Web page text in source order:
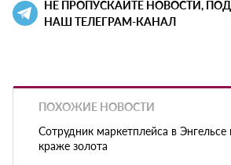
НЕ ПРОПУСКАЙТЕ НОВОСТИ,
НАШ ТЕЛЕГРАМ-КАНАЛ
ПОХОЖИЕ НОВОСТИ
Сотрудник маркетплейса в Энгельсе
краже золота